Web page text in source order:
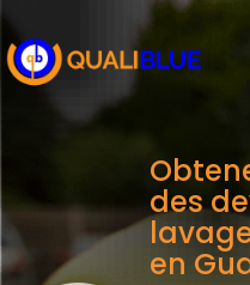
des
en